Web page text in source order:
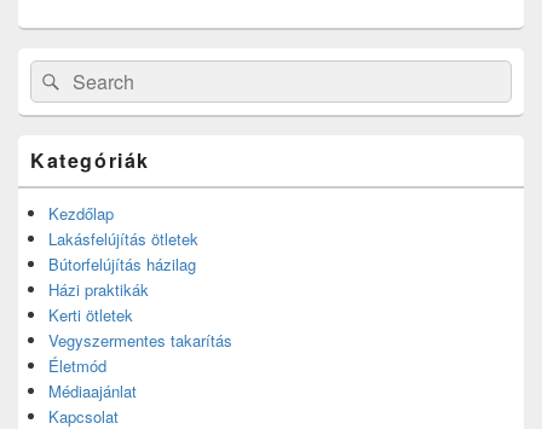
Search
for:
Search
Kategóriák
Kezdőlap
Lakásfelújítás ötletek
Bútorfelújítás házilag
Házi praktikák
Kerti ötletek
Vegyszermentes takarítás
Életmód
Médiaajánlat
Kapcsolat